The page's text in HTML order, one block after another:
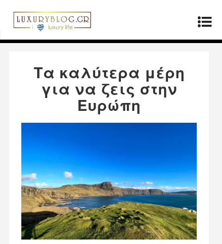
Αρχική σελίδα»ΤΡΟΠΟΣ ΖΩΗΣ
Τα καλύτερα
μέρη για να ζεις στην Ευρώπη
Τα καλύτερα μέρη
για να ζεις στην
Ευρώπη